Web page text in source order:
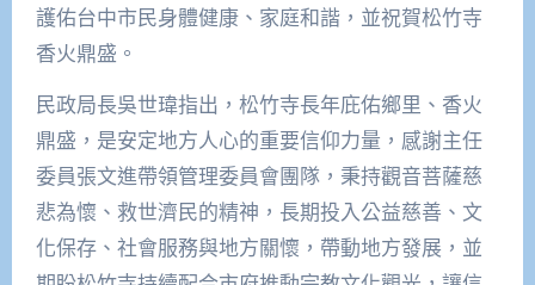
護佑台中市民身體健康、家庭和諧，並祝賀松竹寺
香火鼎盛。
民政局長吳世瑋指出，松竹寺長年庇佑鄉里、香火
鼎盛，是安定地方人心的重要信仰力量，感謝主任
委員張文進帶領管理委員會團隊，秉持觀音菩薩慈
悲為懷、救世濟民的精神，長期投入公益慈善、文
化保存、社會服務與地方關懷，帶動地方發展，並